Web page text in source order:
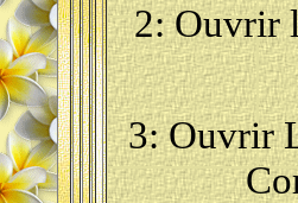
2: Ouvrir
3:Ouvrir